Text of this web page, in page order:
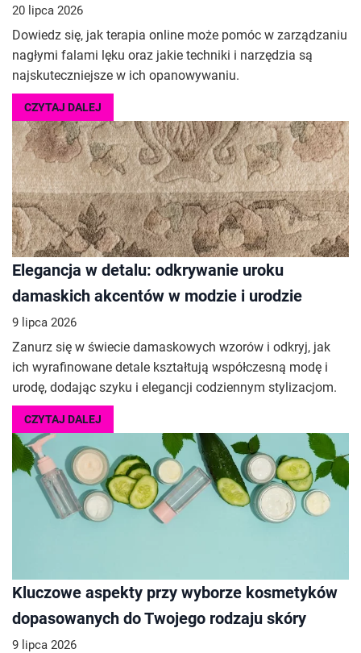
20 lipca 2026
Dowiedz się, jak terapia online może pomóc w zarządzaniu
nagłymi falami lęku oraz jakie techniki i narzędzia są
najskuteczniejsze w ich opanowywaniu.
CZYTAJ DALEJ
Elegancja w detalu: odkrywanie uroku
damaskich akcentów w modzie i urodzie
9 lipca 2026
Zanurz się w świecie damaskowych wzorów i odkryj, jak
ich wyrafinowane detale kształtują współczesną modę i
urodę, dodając szyku i elegancji codziennym stylizacjom.
CZYTAJ DALEJ
Kluczowe aspekty przy wyborze kosmetyków
dopasowanych do Twojego rodzaju skóry
9 lipca 2026